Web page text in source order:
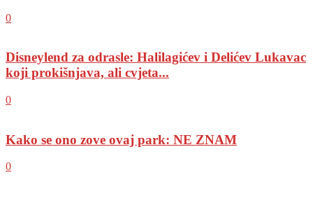
0
Disneylend za odrasle: Halilagićev i Delićev Lukavac
koji prokišnjava, ali cvjeta...
0
Kako se ono zove ovaj park: NE ZNAM
0